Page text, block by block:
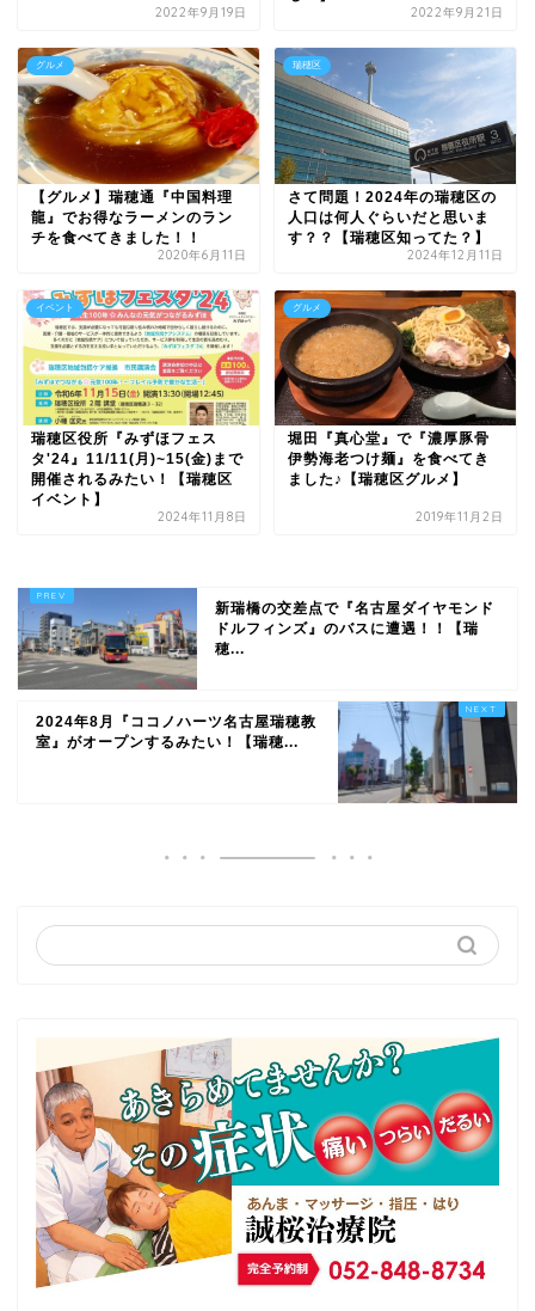
2022年9月19日 2022年9月21日
グルメ
【グルメ】瑞穂通『中国料理
龍』でお得なラーメンのラン
チを食べてきました！！
2020年6月11日
瑞穂区
さて問題！2024年の瑞穂区の
人口は何人ぐらいだと思いま
す？？【瑞穂区知ってた？】
2024年12月11日
イベント
瑞穂区役所『みずほフェス
タ'24』11/11(月)~15(金)まで
開催されるみたい！【瑞穂区
イベント】
2024年11月8日
グルメ
堀田『真心堂』で『濃厚豚骨
伊勢海老つけ麺』を食べてき
ました♪【瑞穂区グルメ】
2019年11月2日
新瑞橋の交差点で『名古屋ダイヤモンド
ドルフィンズ』のバスに遭遇！！【瑞
穂...
2024年8月『ココノハーツ名古屋瑞穂教
室』がオープンするみたい！【瑞穂...